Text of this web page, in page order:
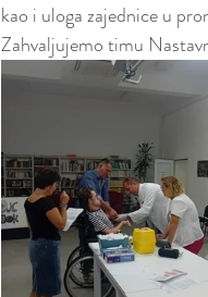
kao i uloga zajednice u
Zahvaljujemo timu